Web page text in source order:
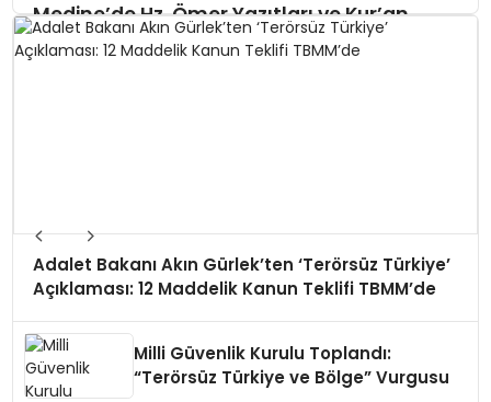
Medine’de Hz. Ömer Yazıtları ve Kur’an
Ayetleri Bulundu
Adalet Bakanı Akın Gürlek’ten ‘Terörsüz Türkiye’
Açıklaması: 12 Maddelik Kanun Teklifi TBMM’de
Milli Güvenlik Kurulu Toplandı:
“Terörsüz Türkiye ve Bölge” Vurgusu